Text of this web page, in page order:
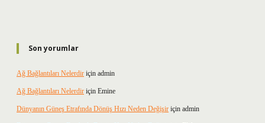
Son yorumlar
Ağ Bağlantıları Nelerdir için admin
Ağ Bağlantıları Nelerdir için Emine
Dünyanın Güneş Etrafında Dönüş Hızı Neden Değişir için admin